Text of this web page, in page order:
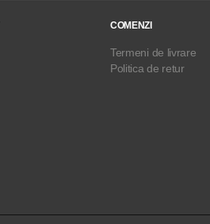
COMENZI
Termeni de livrare
Politica de retur